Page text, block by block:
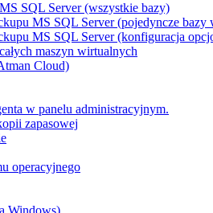
SQL Server (wszystkie bazy)
MS SQL Server (pojedyncze bazy
MS SQL Server (konfiguracja
maszyn wirtualnych
Cloud)
w panelu administracyjnym.
zapasowej
operacyjnego
Windows)